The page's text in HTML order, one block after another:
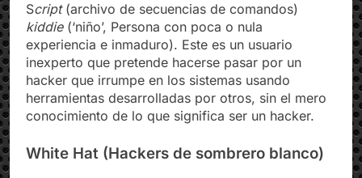
Script(archivo de secuencias de comandos)
kiddie(‘niño’, Persona con poca o nula
experiencia e inmaduro). Este es un usuario
inexperto que pretende hacerse pasar por un
hacker que irrumpe en los sistemas usando
herramientas desarrolladas por otros, sin el mero
conocimiento de lo que significa ser un hacker.
White Hat (Hackers de sombrero blanco)